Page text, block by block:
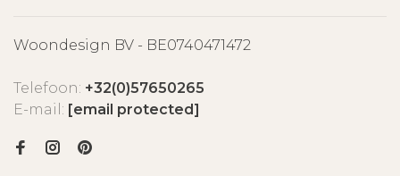
Woondesign BV - BE0740471472
Telefoon: +32(0)57650265
E-mail: [email protected]